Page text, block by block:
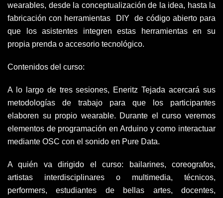
wearables, desde la conceptualización de la idea, hasta la
fabricación con herramientas DIY de código abierto para
que los asistentes integren estas herramientas en su
propia prenda o accesorio tecnológico.
Contenidos del curso:
A lo largo de tres sesiones, Eneritz Tejada acercará sus
metodologías de trabajo para que los participantes
elaboren su propio wearable. Durante el curso veremos
elementos de programación en Arduino y como interactuar
mediante OSC con el sonido en Pure Data.
A quién va dirigido el curso:
bailarines, coreografos,
artistas interdisciplinares o multimedia, técnicos,
performers, estudiantes de bellas artes, docentes,